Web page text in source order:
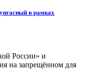
в рамках
России» и
на запрещённом для